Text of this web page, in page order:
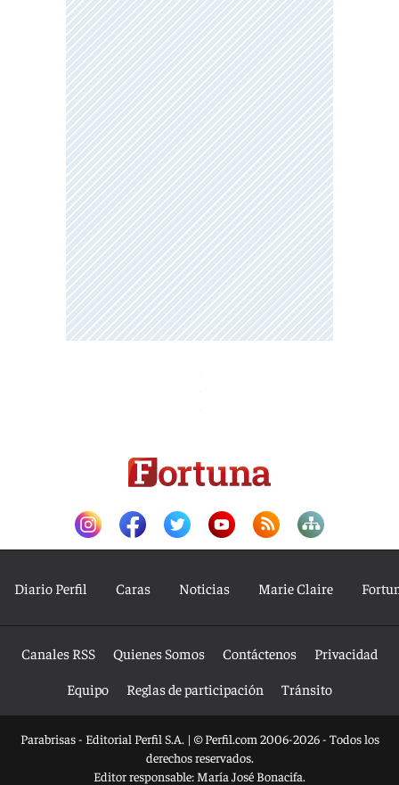
Diario Perfil Caras Noticias Marie Claire
Canales RSS Quienes Somos Contáctenos
Privacidad
Equipo
Reglas de participación Tránsito
Parabrisas - Editorial Perfil S.A. | © Perfil.com 2006-2026 - Todos los
derechos reservados.
Editor responsable: María José Bonacifa.